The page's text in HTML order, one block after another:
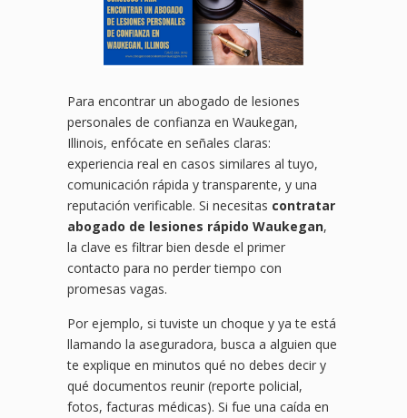
Para encontrar un abogado de lesiones
personales de confianza en Waukegan,
Illinois, enfócate en señales claras:
experiencia real en casos similares al tuyo,
comunicación rápida y transparente, y una
reputación verificable. Si necesitas contratar
abogado de lesiones rápido Waukegan,
la clave es filtrar bien desde el primer
contacto para no perder tiempo con
promesas vagas.
Por ejemplo, si tuviste un choque y ya te está
llamando la aseguradora, busca a alguien que
te explique en minutos qué no debes decir y
qué documentos reunir (reporte policial,
fotos, facturas médicas). Si fue una caída en